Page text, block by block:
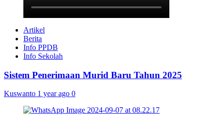
Artikel
Berita
Info PPDB
Info Sekolah
Sistem Penerimaan Murid Baru Tahun 2025
Kuswanto 1 year ago 0